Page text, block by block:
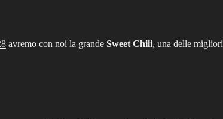
avremo con noi la grande Sweet Chili, una delle